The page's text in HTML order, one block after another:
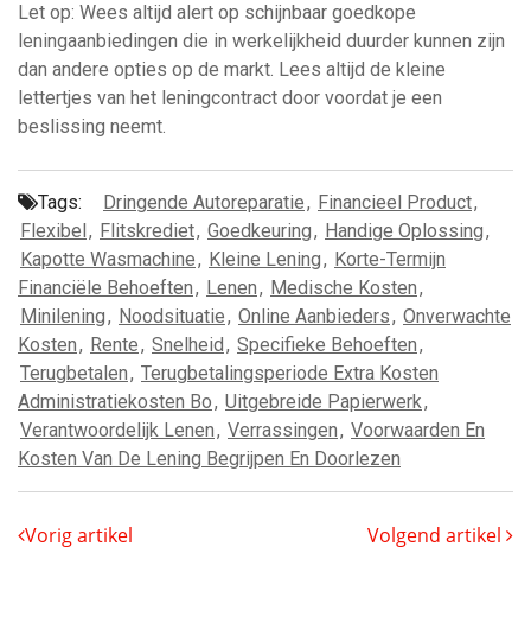
Let op: Wees altijd alert op schijnbaar goedkope
leningaanbiedingen die in werkelijkheid duurder kunnen zijn
dan andere opties op de markt. Lees altijd de kleine
lettertjes van het leningcontract door voordat je een
beslissing neemt.
Tags: Dringende Autoreparatie, Financieel Product,
Flexibel, Flitskrediet, Goedkeuring, Handige Oplossing,
Kapotte Wasmachine, Kleine Lening, Korte-Termijn
Financiële Behoeften, Lenen, Medische Kosten,
Minilening, Noodsituatie, Online Aanbieders, Onverwachte
Kosten, Rente, Snelheid, Specifieke Behoeften,
Terugbetalen, Terugbetalingsperiode Extra Kosten
Administratiekosten Bo, Uitgebreide Papierwerk,
Verantwoordelijk Lenen, Verrassingen, Voorwaarden En
Kosten Van De Lening Begrijpen En Doorlezen
Vorig artikel Volgend artikel